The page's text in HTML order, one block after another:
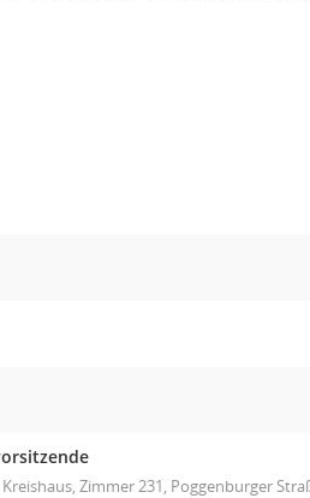
Kreishaus, Zimmer 231, Poggenburger